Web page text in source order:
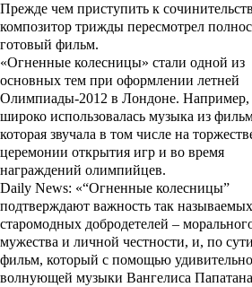
Прежде чем приступить к
композитор трижды пересмотрел
готовый фильм.
«Огненные колесницы» стали одной из
основных тем при оформлении летней
Олимпиады-2012 в Лондоне. Например,
широко использовалась музыка из
которая звучала в том числе на
церемонии открытия игр и во время
награждений олимпийцев.
Daily News: «“Огненные колесницы”
подтверждают важность так называемых
старомодных добродетелей –
мужества и личной честности, и, по
фильм, который с помощью удивительно
волнующей музыки Вангелиса